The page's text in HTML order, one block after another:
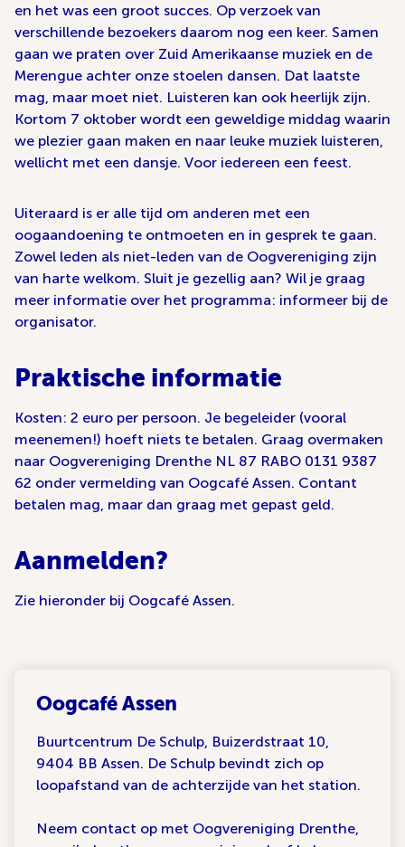
en het was een groot succes. Op verzoek van
verschillende bezoekers daarom nog een keer. Samen
gaan we praten over Zuid Amerikaanse muziek en de
Merengue achter onze stoelen dansen. Dat laatste
mag, maar moet niet. Luisteren kan ook heerlijk zijn.
Kortom 7 oktober wordt een geweldige middag waarin
we plezier gaan maken en naar leuke muziek luisteren,
wellicht met een dansje. Voor iedereen een feest.
Uiteraard is er alle tijd om anderen met een
oogaandoening te ontmoeten en in gesprek te gaan.
Zowel leden als niet-leden van de Oogvereniging zijn
van harte welkom. Sluit je gezellig aan? Wil je graag
meer informatie over het programma: informeer bij de
organisator.
Praktische informatie
Kosten: 2 euro per persoon. Je begeleider (vooral
meenemen!) hoeft niets te betalen. Graag overmaken
naar Oogvereniging Drenthe NL 87 RABO 0131 9387
62 onder vermelding van Oogcafé Assen. Contant
betalen mag, maar dan graag met gepast geld.
Aanmelden?
Zie hieronder bij Oogcafé Assen.
Oogcafé Assen
Buurtcentrum De Schulp, Buizerdstraat 10,
9404 BB Assen. De Schulp bevindt zich op
loopafstand van de achterzijde van het station.
Neem contact op met Oogvereniging Drenthe,